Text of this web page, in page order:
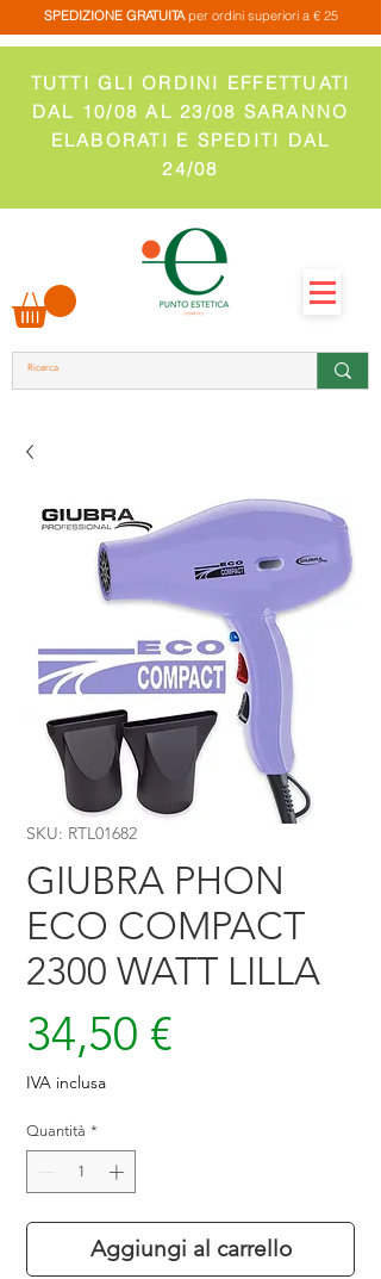
SPEDIZIONE GRATUITAper ordini superiori a € 25
TUTTI GLI ORDINI EFFETTUATI
DAL 10/08 AL 23/08 SARANNO
ELABORATI E SPEDITI DAL
24/08
SKU: RTL01682
GIUBRA PHON
ECO COMPACT
2300 WATT LILLA
34,50 €
IVA inclusa
Quantità *
Aggiungi al carrello